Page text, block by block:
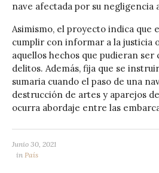
nave afectada por su negligencia
Asimismo, el proyecto indica que
cumplir con informar a la justicia
aquellos hechos que pudieran
delitos. Además, fija que se
sumaria cuando el paso de una
destrucción de artes y aparejos
ocurra abordaje entre las
Junio 30, 2021
in País